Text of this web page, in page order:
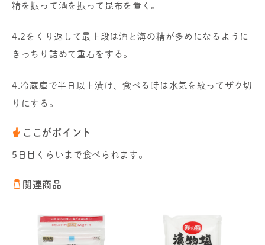
精を振って酒を振って昆布を置く。
4.2をくり返して最上段は酒と海の精が多めになるように
きっちり詰めて重石をする。
4.冷蔵庫で半日以上漬け、食べる時は水気を絞ってザク切
りにする。
ここがポイント
5日目くらいまで食べられます。
関連商品